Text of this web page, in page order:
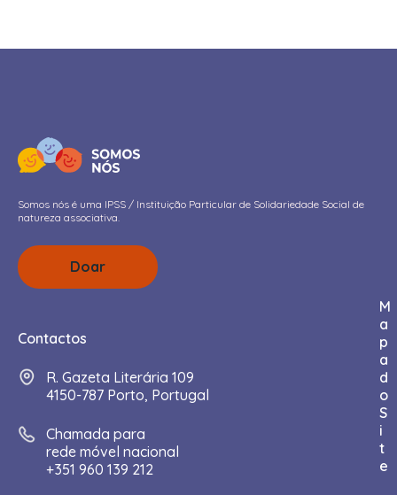
Somos nós é uma IPSS / Instituição Particular de Solidariedade Social de
natureza associativa.
Doar
Contactos
R. Gazeta Literária 109
4150-787 Porto, Portugal
Chamada para
rede móvel nacional
+351 960 139 212
M
a
p
a
d
o
S
i
t
e